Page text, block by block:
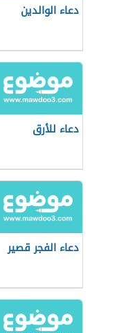
دعاء الوالدين
دعاء للأرق
دعاء الفجر قصير